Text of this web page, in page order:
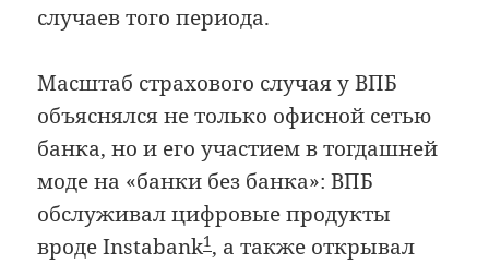
случаев того периода.
Масштаб страхового случая у ВПБ
объяснялся не только офисной сетью
банка, но и его участием в тогдашней
моде на «банки без банка»: ВПБ
обслуживал цифровые продукты
вроде Instabank1 , а также открывал